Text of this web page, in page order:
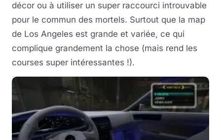
décor ou à utiliser un super raccourci introuvable
pour le commun des mortels. Surtout que la map
de Los Angeles est grande et variée, ce qui
complique grandement la chose (mais rend les
courses super intéressantes !).